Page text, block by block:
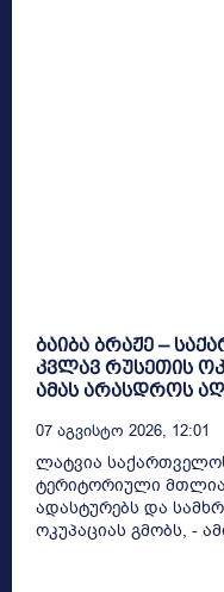
ბაიბა ბრაჟე –
კვლავ რუსეთის
ამას არასდროს
07 Აგვისტო 2026, 12:01
ლატვია
ტერიტორიული
ადასტურებს და
ოკუპაციას გმობს, -